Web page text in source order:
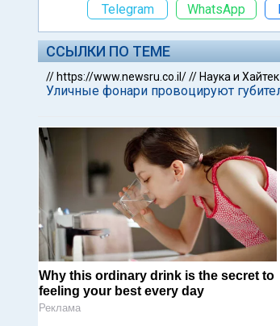
Telegram
WhatsApp
ССЫЛКИ ПО ТЕМЕ
// https://www.newsru.co.il/// Наука и Хайтек
Уличные фонари провоцируют
Why this ordinary drink is the secret to
feeling your best every day
Реклама